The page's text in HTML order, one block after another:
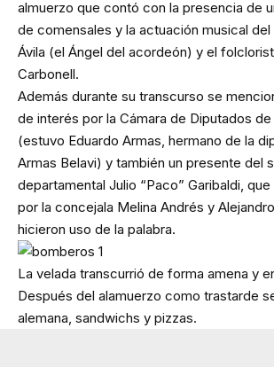
almuerzo que contó con la presencia de
de comensales y la actuación musical del
Ávila (el Ángel del acordeón) y el
Carbonell.
Además durante su transcurso se
de interés por la Cámara de Diputados de
(estuvo Eduardo Armas, hermano de la
Armas Belavi) y también un presente del
departamental Julio “Paco” Garibaldi,
por la concejala Melina Andrés y
hicieron uso de la palabra.
La velada transcurrió de forma amena y
Después del alamuerzo como trastarde
alemana, sandwichs y pizzas.